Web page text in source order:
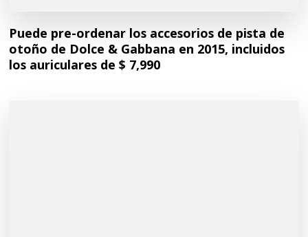
Puede pre-ordenar los accesorios de pista de
otoño de Dolce & Gabbana en 2015, incluidos
los auriculares de $ 7,990